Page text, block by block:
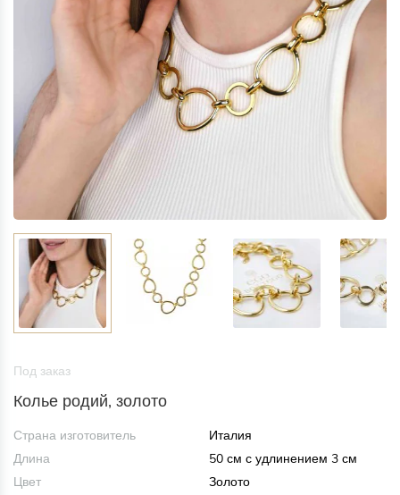
Под заказ
Колье родий, золото
Страна изготовитель
Италия
Длина
50 см с удлинением 3 см
Цвет
Золото